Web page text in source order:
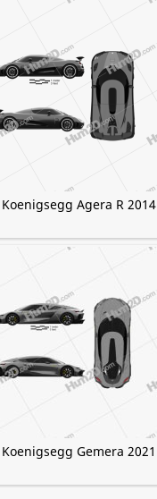
Koenigsegg Agera R 2014
Koenigsegg Gemera 2021